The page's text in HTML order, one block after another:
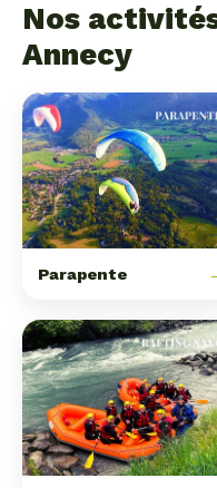
Nos
Annecy
Parapente